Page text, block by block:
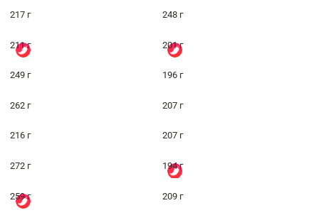
217 г 248 г
211 г 201 г
249 г 196 г
262 г 207 г
216 г 207 г
272 г 194 г
259 г 209 г